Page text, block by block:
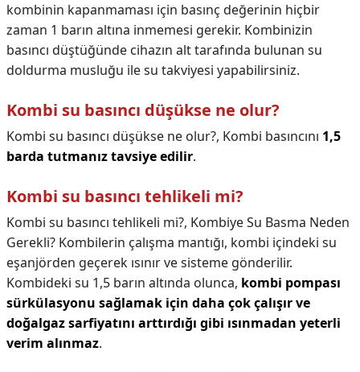
kombinin kapanmaması için basınç değerinin hiçbir
zaman 1 barın altına inmemesi gerekir. Kombinizin
basıncı düştüğünde cihazın alt tarafında bulunan su
doldurma musluğu ile su takviyesi yapabilirsiniz.
Kombi su basıncı düşükse ne olur?
Kombi su basıncı düşükse ne olur?, Kombi basıncını 1,5
barda tutmanız tavsiye edilir.
Kombi su basıncı tehlikeli mi?
Kombi su basıncı tehlikeli mi?, Kombiye Su Basma Neden
Gerekli? Kombilerin çalışma mantığı, kombi içindeki su
eşanjörden geçerek ısınır ve sisteme gönderilir.
Kombideki su 1,5 barın altında olunca, kombi pompası
sürkülasyonu sağlamak için daha çok çalışır ve
doğalgaz sarfiyatını arttırdığı gibi ısınmadan yeterli
verim alınmaz.